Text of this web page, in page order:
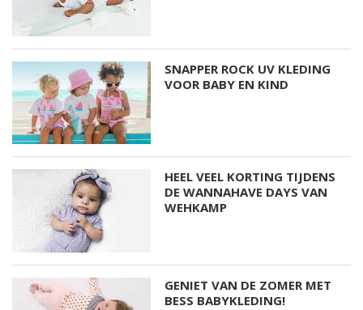
SNAPPER ROCK UV KLEDING
VOOR BABY EN KIND
HEEL VEEL KORTING TIJDENS
DE WANNAHAVE DAYS VAN
WEHKAMP
GENIET VAN DE ZOMER MET
BESS BABYKLEDING!